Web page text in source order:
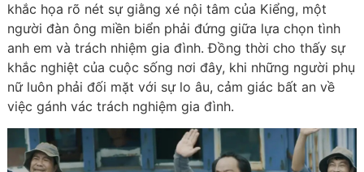
khắc họa rõ nét sự giằng xé nội tâm của Kiểng, một
người đàn ông miền biển phải đứng giữa lựa chọn tình
anh em và trách nhiệm gia đình. Đồng thời cho thấy sự
khắc nghiệt của cuộc sống nơi đây, khi những người phụ
nữ luôn phải đối mặt với sự lo âu, cảm giác bất an về
việc gánh vác trách nghiệm gia đình.